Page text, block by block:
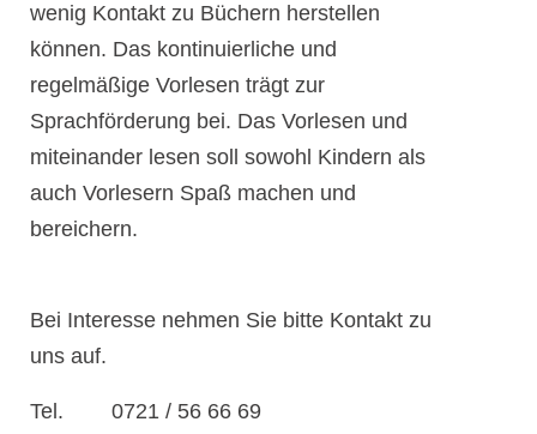
wenig Kontakt zu Büchern herstellen
können. Das kontinuierliche und
regelmäßige Vorlesen trägt zur
Sprachförderung bei. Das Vorlesen und
miteinander lesen soll sowohl Kindern als
auch Vorlesern Spaß machen und
bereichern.
Bei Interesse nehmen Sie bitte Kontakt zu
uns auf.
Tel. 0721 / 56 66 69